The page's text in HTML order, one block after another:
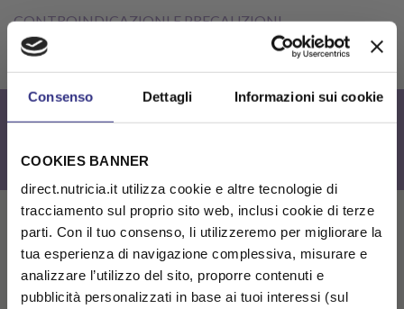
Consenso Dettagli Informazioni sui cookie
COOKIES BANNER
direct.nutricia.it utilizza cookie e altre tecnologie di
tracciamento sul proprio sito web, inclusi cookie di terze
parti. Con il tuo consenso, li utilizzeremo per migliorare la
tua esperienza di navigazione complessiva, misurare e
analizzare l’utilizzo del sito, proporre contenuti e
pubblicità personalizzati in base ai tuoi interessi (sul
CONTROINDICAZIONI E PRECAUZIONI
X
Potrebbero interessarti